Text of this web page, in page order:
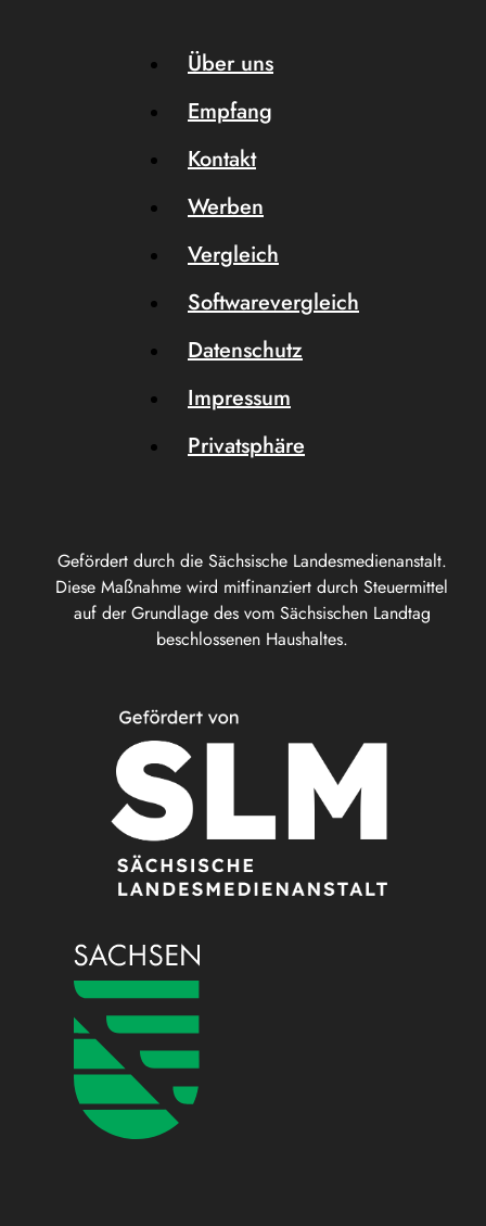
Gefördert durch die Sächsische Landesmedienanstalt.
Diese Maßnahme wird mitfinanziert durch Steuermittel
auf der Grundlage des vom Sächsischen Landtag
beschlossenen Haushaltes.
Über uns
Empfang
Kontakt
Werben
Vergleich
Softwarevergleich
Datenschutz
Impressum
Privatsphäre